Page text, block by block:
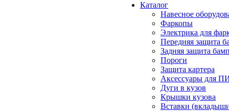
Каталог
Навесное
Фаркопы
Электрика для
Передняя защита
Задняя защита
Пороги
Защита картера
Аксессуары для
Дуги в кузов
Крышки кузова
Вставки